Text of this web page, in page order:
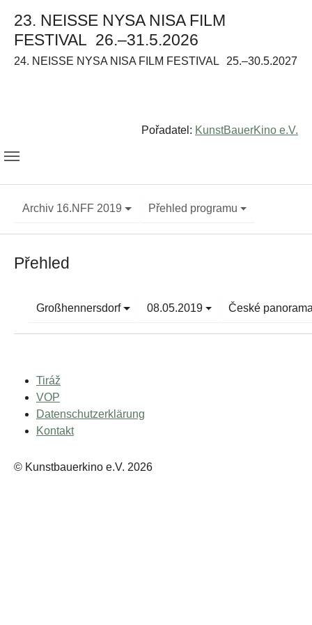
23. NEISSE NYSA NISA FILM
FESTIVAL 26.–31.5.2026
24. NEISSE NYSA NISA FILM FESTIVAL 25.–30.5.2027
Pořadatel: KunstBauerKino e.V.
Archiv 16.NFF 2019 Přehled programu
Přehled
Großhennersdorf 08.05.2019 České
Tiráž
VOP
Datenschutzerklärung
Kontakt
© Kunstbauerkino e.V. 2026